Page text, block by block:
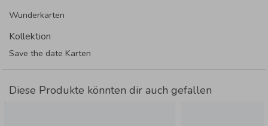
Wunderkarten
Kollektion
Save the date Karten
Diese Produkte könnten dir auch gefallen